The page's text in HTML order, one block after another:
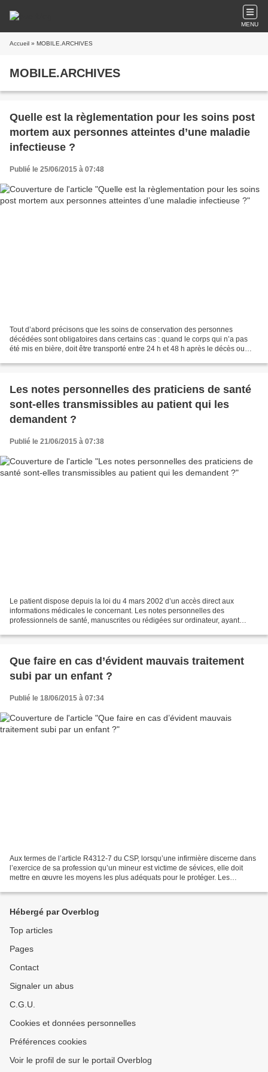
MENU
Accueil » MOBILE.ARCHIVES
MOBILE.ARCHIVES
Quelle est la règlementation pour les soins post
mortem aux personnes atteintes d’une maladie
infectieuse ?
Publié le 25/06/2015 à 07:48
Tout d’abord précisons que les soins de conservation des personnes
décédées sont obligatoires dans certains cas : quand le corps qui n’a pas
été mis en bière, doit être transporté entre 24 h et 48 h après le décès ou
Les notes personnelles des praticiens de santé
sont-elles transmissibles au patient qui les
demandent ?
Publié le 21/06/2015 à 07:38
Le patient dispose depuis la loi du 4 mars 2002 d’un accès direct aux
informations médicales le concernant. Les notes personnelles des
professionnels de santé, manuscrites ou rédigées sur ordinateur, ayant
Que faire en cas d’évident mauvais traitement
subi par un enfant ?
Publié le 18/06/2015 à 07:34
Aux termes de l’article R4312-7 du CSP, lorsqu’une infirmière discerne dans
l’exercice de sa profession qu’un mineur est victime de sévices, elle doit
mettre en œuvre les moyens les plus adéquats pour le protéger. Les
Hébergé par Overblog
Top articles
Pages
Contact
Signaler un abus
C.G.U.
Cookies et données personnelles
Préférences cookies
Voir le profil de sur le portail Overblog